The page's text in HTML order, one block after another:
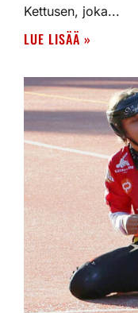
Kettusen, joka...
LUE LISÄÄ »